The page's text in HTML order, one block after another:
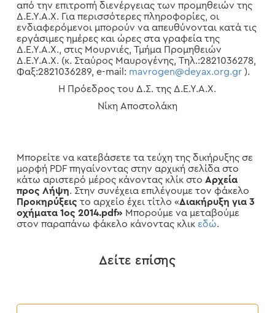
από την επιτροπή διενέργειας των προμηθειών της
Δ.Ε.Υ.Α.Χ. Για περισσότερες πληροφορίες, οι
ενδιαφερόμενοι μπορούν να απευθύνονται κατά τις
εργάσιμες ημέρες και ώρες στα γραφεία της
Δ.Ε.Υ.Α.Χ., στις Μουρνιές, Τμήμα Προμηθειών
Δ.Ε.Υ.Α.Χ. (κ. Σταύρος Μαυρογένης, Τηλ.:2821036278,
Φαξ:2821036289, e-mail: mavrogen@deyax.org.gr).
Η Πρόεδρος του Δ.Σ. της Δ.Ε.Υ.Α.Χ.
Νίκη Αποστολάκη
Μπορείτε να κατεβάσετε τα τεύχη της δικήρυξης σε
μορφή PDF πηγαίνοντας στην αρχική σελίδα στο
κάτω αριστερό μέρος κάνοντας κλίκ στο Αρχεία
προς Λήψη. Στην συνέχεια επιλέγουμε τον φάκελο
Προκηρύξεις το αρχείο έχει τίτλο «Διακήρυξη για 3
οχήματα 1ος 2014.pdf» Μπορούμε να μεταβούμε
στον παραπάνω φάκελο κάνοντας κλικ εδώ.
Δείτε επίσης
Προκήρυξη